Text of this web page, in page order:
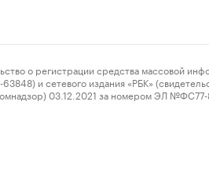
о регистрации средства массовой
и сетевого издания «РБК»
03.12.2021 за номером ЭЛ